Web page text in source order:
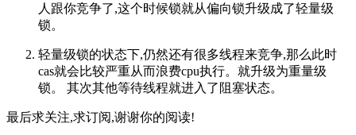
人跟你竞争了,这个时候锁就从偏向锁升级成了轻量级
锁。
轻量级锁的状态下,仍然还有很多线程来竞争,那么此时
cas就会比较严重从而浪费cpu执行。就升级为重量级
锁。 其次其他等待线程就进入了阻塞状态。
最后求关注,求订阅,谢谢你的阅读!